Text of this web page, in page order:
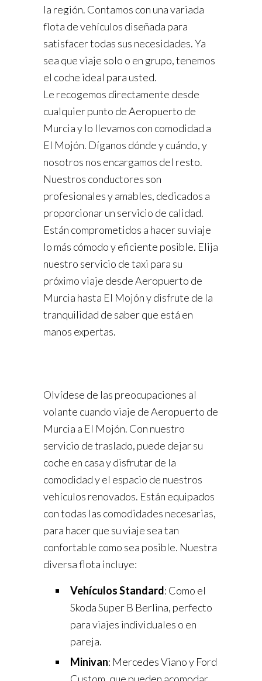
la región. Contamos con una variada
flota de vehículos diseñada para
satisfacer todas sus necesidades. Ya
sea que viaje solo o en grupo, tenemos
el coche ideal para usted.
Le recogemos directamente desde
cualquier punto de Aeropuerto de
Murcia y lo llevamos con comodidad a
El Mojón. Díganos dónde y cuándo, y
nosotros nos encargamos del resto.
Nuestros conductores son
profesionales y amables, dedicados a
proporcionar un servicio de calidad.
Están comprometidos a hacer su viaje
lo más cómodo y eficiente posible. Elija
nuestro servicio de taxi para su
próximo viaje desde Aeropuerto de
Murcia hasta El Mojón y disfrute de la
tranquilidad de saber que está en
manos expertas.
Olvídese de las preocupaciones al
volante cuando viaje de Aeropuerto de
Murcia a El Mojón. Con nuestro
servicio de traslado, puede dejar su
coche en casa y disfrutar de la
comodidad y el espacio de nuestros
vehículos renovados. Están equipados
con todas las comodidades necesarias,
para hacer que su viaje sea tan
confortable como sea posible. Nuestra
diversa flota incluye:
Vehículos Standard: Como el
Skoda Super B Berlina, perfecto
para viajes individuales o en
pareja.
Minivan: Mercedes Viano y Ford